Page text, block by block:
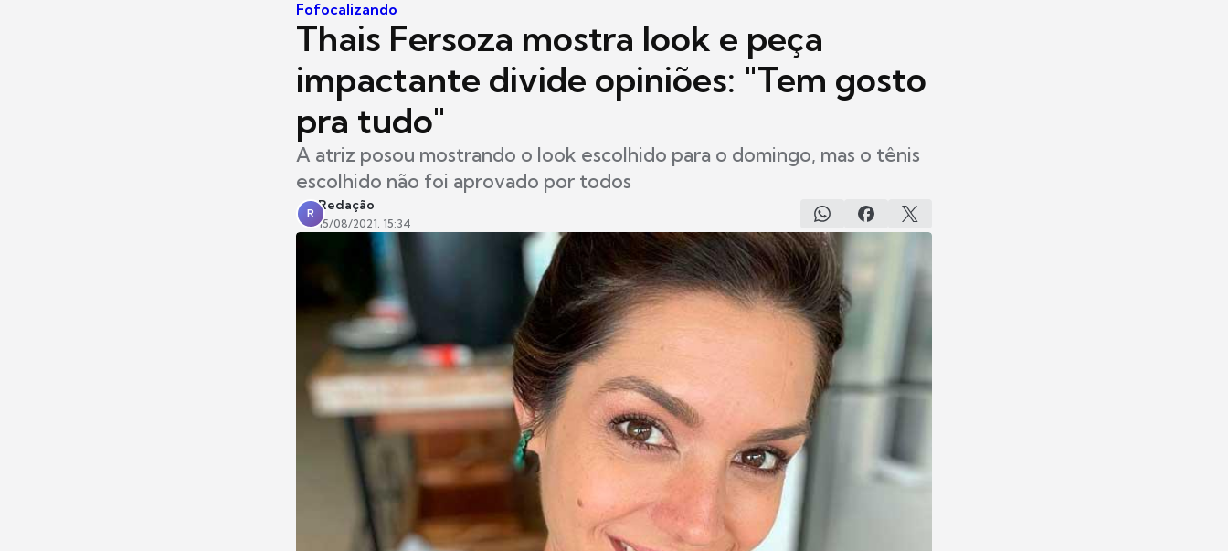
Fofocalizando
Thais Fersoza mostra look e peça
impactante divide opiniões: "Tem gosto
pra tudo"
A atriz posou mostrando o look escolhido para o domingo, mas o tênis
escolhido não foi aprovado por todos
R
Redação
15/08/2021, 15:34